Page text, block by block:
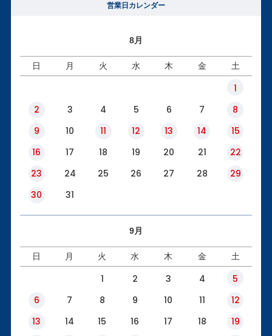
営業日カレンダー
8月
日 月 火 水 木 金 土
1
2
3 4 5 6 7
8
9
10 11 12 13 14
15
16
17 18 19 20 21
22
23
24 25 26 27 28
29
30
31
9月
日 月 火 水 木 金 土
1 2 3 4
5
6
7 8 9 10 11
12
13
14 15 16 17 18 19